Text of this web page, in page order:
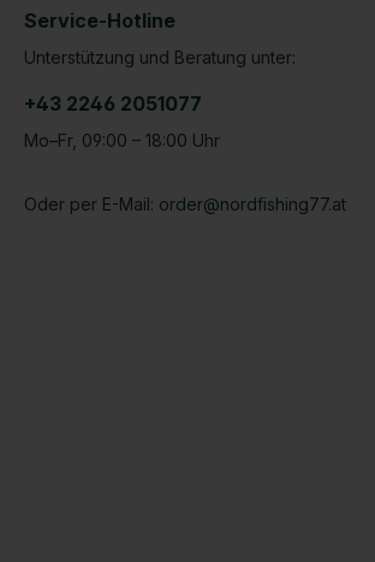
Service-Hotline
Unterstützung und Beratung unter:
+43 2246 2051077
Mo–Fr, 09:00 – 18:00 Uhr
Oder per E-Mail: order@nordfishing77.at